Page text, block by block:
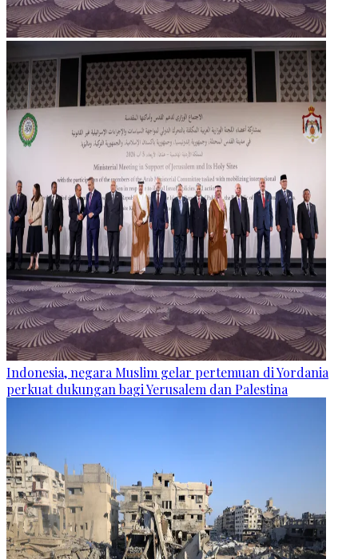
Indonesia, negara Muslim gelar pertemuan di Yordania
perkuat dukungan bagi Yerusalem dan Palestina